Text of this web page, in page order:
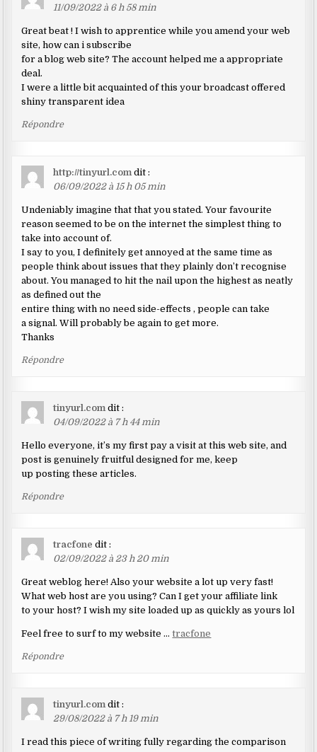
11/09/2022 à 6 h 58 min
Great beat ! I wish to apprentice while you amend your web
site, how can i subscribe
for a blog web site? The account helped me a appropriate
deal.
I were a little bit acquainted of this your broadcast offered
shiny transparent idea
Répondre
http://tinyurl.com dit :
06/09/2022 à 15 h 05 min
Undeniably imagine that that you stated. Your favourite
reason seemed to be on the internet the simplest thing to
take into account of.
I say to you, I definitely get annoyed at the same time as
people think about issues that they plainly don’t recognise
about. You managed to hit the nail upon the highest as neatly
as defined out the
entire thing with no need side-effects , people can take
a signal. Will probably be again to get more.
Thanks
Répondre
tinyurl.com dit :
04/09/2022 à 7 h 44 min
Hello everyone, it’s my first pay a visit at this web site, and
post is genuinely fruitful designed for me, keep
up posting these articles.
Répondre
tracfone dit :
02/09/2022 à 23 h 20 min
Great weblog here! Also your website a lot up very fast!
What web host are you using? Can I get your affiliate link
to your host? I wish my site loaded up as quickly as yours lol
Feel free to surf to my website …tracfone
Répondre
tinyurl.com dit :
29/08/2022 à 7 h 19 min
I read this piece of writing fully regarding the comparison